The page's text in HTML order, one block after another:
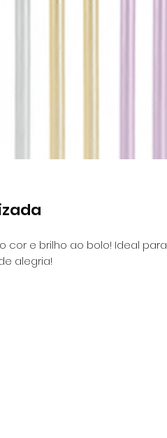
cor e brilho ao bolo! Ideal para
alegria!